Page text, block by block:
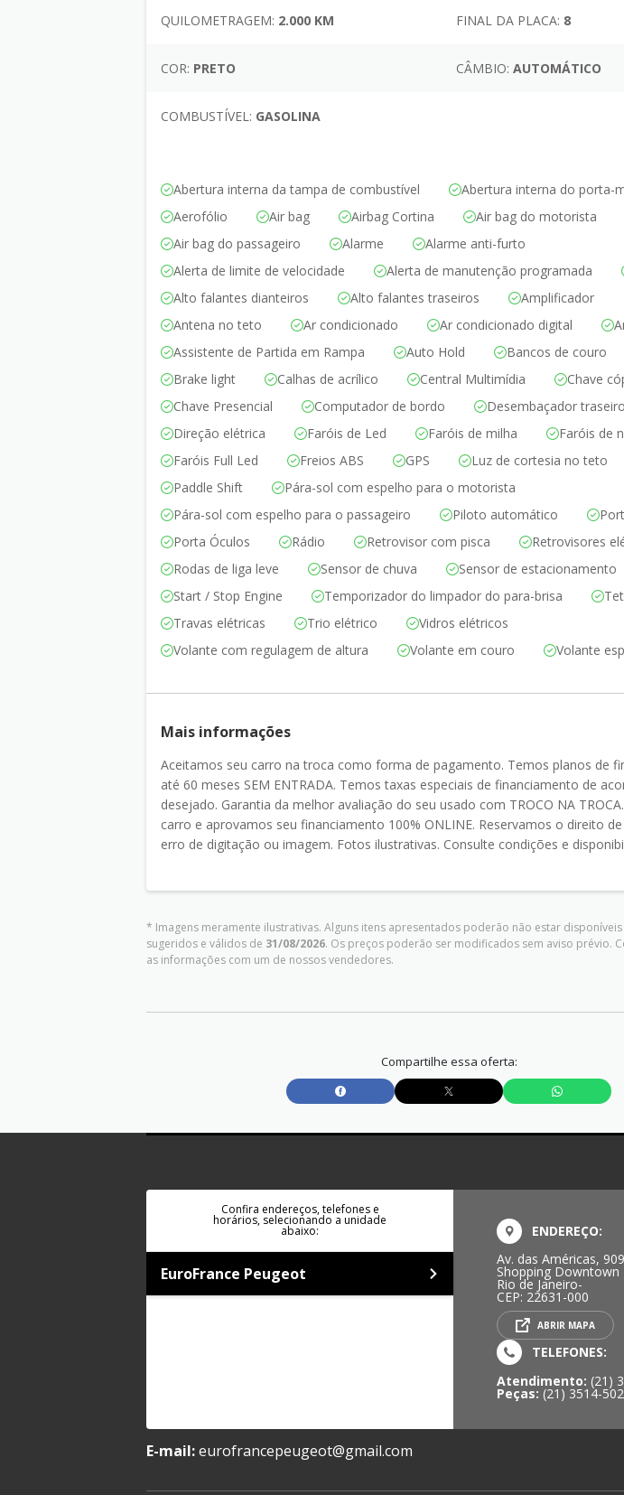
QUILOMETRAGEM: 2.000 KM FINAL DA PLACA: 8
COR: PRETO CÂMBIO: AUTOMÁTICO
COMBUSTÍVEL: GASOLINA
Abertura interna da tampa de combustível
Abertura interna do porta-
Aerofólio
Air bag Airbag Cortina
Air bag do motorista
Air bag do passageiro
Alarme
Alarme anti-furto
Alerta de limite de velocidade
Alerta de manutenção programada
Alto falantes dianteiros
Alto falantes traseiros
Amplificador
Antena no teto
Ar condicionado Ar condicionado digital
Assistente de Partida em Rampa
Auto Hold
Bancos de couro
Brake light
Calhas de acrílico Central Multimídia
Chave
Chave Presencial
Computador de bordo
Desembaçador traseiro
Direção elétrica
Faróis de Led Faróis de milha
Faróis de
Faróis Full Led
Freios ABS GPS
Luz de cortesia no teto
Paddle Shift
Pára-sol com espelho para o motorista
Pára-sol com espelho para o passageiro
Piloto automático
Porta Óculos
Rádio Retrovisor com pisca
Retrovisores
Rodas de liga leve
Sensor de chuva
Sensor de estacionamento
Start / Stop Engine
Temporizador do limpador do para-brisa
Travas elétricas
Trio elétrico
Vidros elétricos
Volante com regulagem de altura
Volante em couro Volante
Mais informações
Aceitamos seu carro na troca como forma de pagamento. Temos planos de
até 60 meses SEM ENTRADA. Temos taxas especiais de financiamento de
desejado. Garantia da melhor avaliação do seu usado com TROCO NA
carro e aprovamos seu financiamento 100% ONLINE. Reservamos o direito
erro de digitação ou imagem. Fotos ilustrativas. Consulte condições e
* Imagens meramente ilustrativas. Alguns itens apresentados poderão não estar disponíveis
sugeridos e válidos de 31/08/2026. Os preços poderão ser modificados sem aviso prévio.
as informações com um de nossos vendedores.
Compartilhe essa oferta:
Confira endereços, telefones e
horários, selecionando a unidade
abaixo:
EuroFrance Peugeot
ENDEREÇO:
Av. das Américas,
Shopping Downtown
Rio de Janeiro-
CEP: 22631-000
ABRIR MAPA
TELEFONES:
Atendimento: (21)
Peças: (21) 3514-
E-mail:eurofrancepeugeot@gmail.com